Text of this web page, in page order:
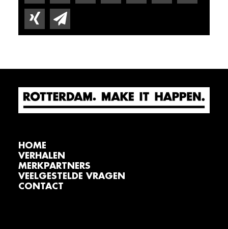
HOME
VERHALEN
MERKPARTNERS
VEELGESTELDE VRAGEN
CONTACT